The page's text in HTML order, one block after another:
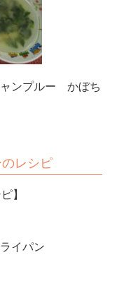
ンプルー かぼち
レシピ
】
イパン